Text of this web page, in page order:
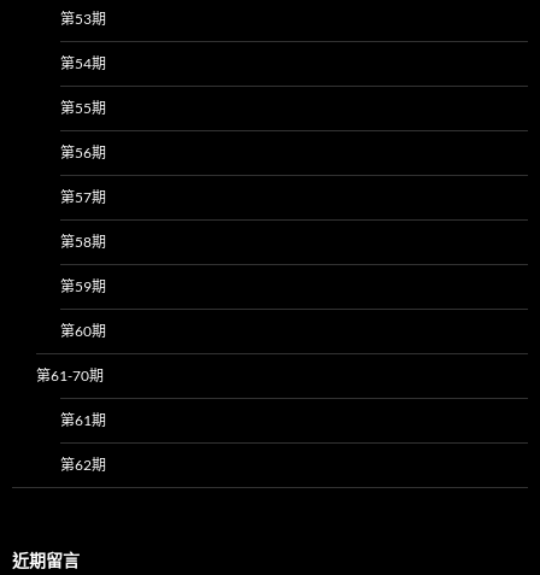
第53期
第54期
第55期
第56期
第57期
第58期
第59期
第60期
第61-70期
第61期
第62期
近期留言